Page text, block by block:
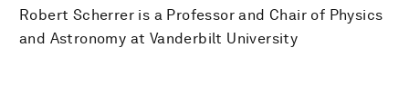
Robert Scherrer is a Professor and Chair of Physics
and Astronomy at Vanderbilt University